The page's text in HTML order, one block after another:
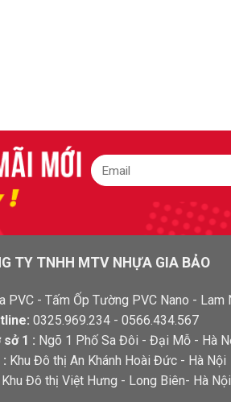
TY TNHH MTV NHỰA GIA BẢO
- Tấm Ốp Tường PVC Nano -
0325.969.234 - 0566.434.567
1 : Ngõ 1 Phố Sa Đôi - Đại Mỗ - Hà
Khu Đô thị An Khánh Hoài Đức - Hà Nội
Khu Đô thị Việt Hưng - Long Biên- Hà Nội